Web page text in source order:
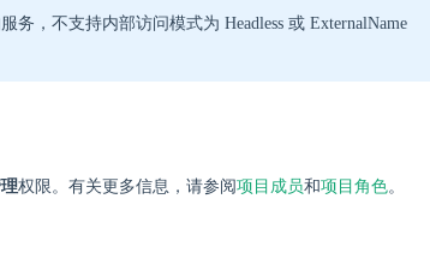
务，不支持内部访问模式为 Headless 或 ExternalName
权限。有关更多信息，请参阅项目成员和项目角色。